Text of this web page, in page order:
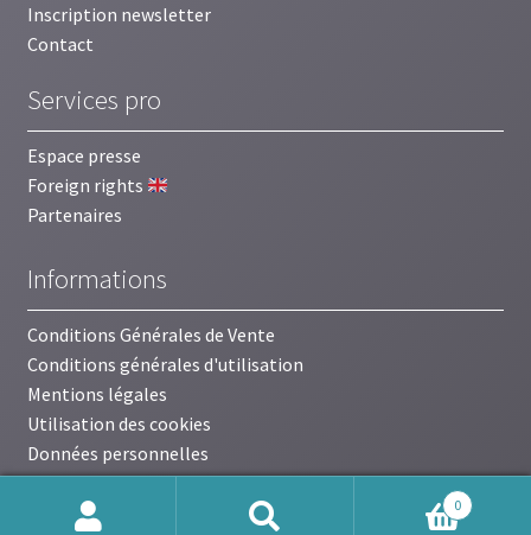
Inscription newsletter
Contact
Services pro
Espace presse
Foreign rights
Partenaires
Informations
Conditions Générales de Vente
Conditions générales d'utilisation
Mentions légales
Utilisation des cookies
Données personnelles
0